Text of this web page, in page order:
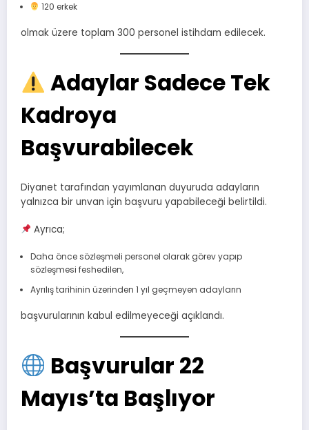
120 erkek
olmak üzere toplam 300 personel istihdam edilecek.
Adaylar Sadece Tek
Kadroya
Başvurabilecek
Diyanet tarafından yayımlanan duyuruda adayların
yalnızca bir unvan için başvuru yapabileceği belirtildi.
Ayrıca;
Daha önce sözleşmeli personel olarak görev yapıp
sözleşmesi feshedilen,
Ayrılış tarihinin üzerinden 1 yıl geçmeyen adayların
başvurularının kabul edilmeyeceği açıklandı.
Başvurular 22
Mayıs’ta Başlıyor